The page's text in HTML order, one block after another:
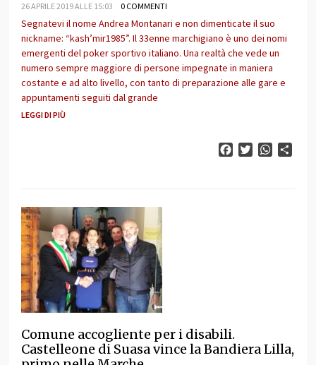
26 APRILE 2019 ALLE 15:03 0 COMMENTI
Segnatevi il nome Andrea Montanari e non dimenticate il suo
nickname: “kash’mir1985”. Il 33enne marchigiano è uno dei nomi
emergenti del poker sportivo italiano. Una realtà che vede un
numero sempre maggiore di persone impegnate in maniera
costante e ad alto livello, con tanto di preparazione alle gare e
appuntamenti seguiti dal grande
LEGGI DI PIÙ
FacebookTwitter
Comune accogliente per i disabili.
Castelleone di Suasa vince la Bandiera Lilla,